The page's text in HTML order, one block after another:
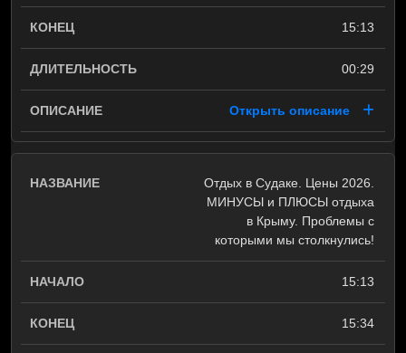
15:13
00:29
Открыть описание
Отдых в Судаке. Цены 2026.
МИНУСЫ и ПЛЮСЫ отдыха
в Крыму. Проблемы с
которыми мы столкнулись!
15:13
15:34